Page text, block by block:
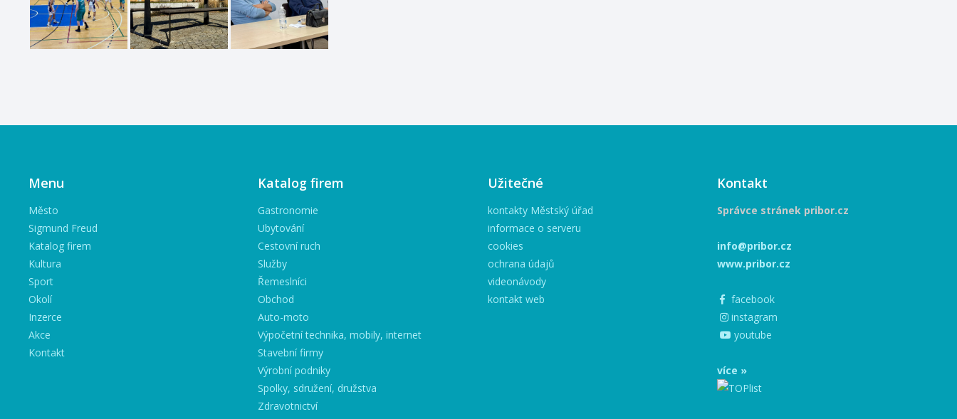
Menu
Město
Sigmund Freud
Katalog firem
Kultura
Sport
Okolí
Inzerce
Akce
Kontakt
Katalog firem
Gastronomie
Ubytování
Cestovní ruch
Služby
Řemeslníci
Obchod
Auto-moto
Výpočetní technika, mobily, internet
Stavební firmy
Výrobní podniky
Spolky, sdružení, družstva
Zdravotnictví
Užitečné
kontakty Městský úřad
informace o serveru
cookies
ochrana údajů
videonávody
kontakt web
Kontakt
Správce stránek pribor.cz
info@pribor.cz
www.pribor.cz
facebook
instagram
youtube
více »